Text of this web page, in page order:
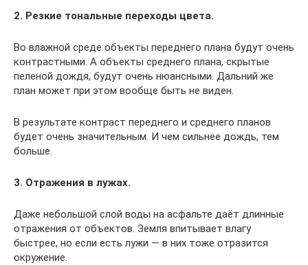
2. Резкие тональные переходы цвета.
Во влажной среде объекты переднего плана будут очень
контрастными. А объекты среднего плана, скрытые
пеленой дождя, будут очень нюансными. Дальний же
план может при этом вообще быть не виден.
В результате контраст переднего и среднего планов
будет очень значительным. И чем сильнее дождь, тем
больше.
3. Отражения в лужах.
Даже небольшой слой воды на асфальте даёт длинные
отражения от объектов. Земля впитывает влагу
быстрее, но если есть лужи — в них тоже отразится
окружение.